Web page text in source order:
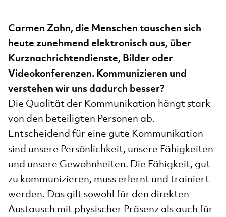
Carmen Zahn, die Menschen tauschen sich
heute zunehmend elektronisch aus, über
Kurznachrichtendienste, Bilder oder
Videokonferenzen. Kommunizieren und
verstehen wir uns dadurch besser?
Die Qualität der Kommunikation hängt stark
von den beteiligten Personen ab.
Entscheidend für eine gute Kommunikation
sind unsere Persönlichkeit, unsere Fähigkeiten
und unsere Gewohnheiten. Die Fähigkeit, gut
zu kommunizieren, muss erlernt und trainiert
werden. Das gilt sowohl für den direkten
Austausch mit physischer Präsenz als auch für